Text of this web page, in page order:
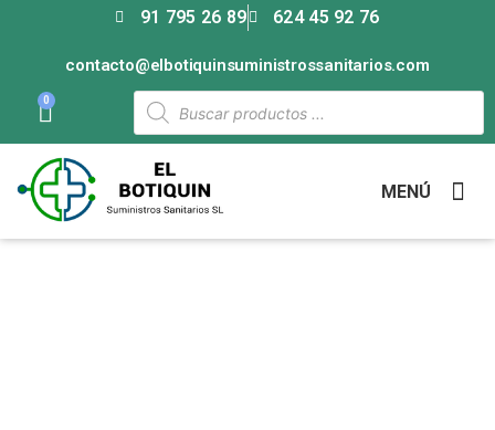
91 795 26 89 624 45 92 76
contacto@elbotiquinsuministrossanitarios.com
0
MENÚ